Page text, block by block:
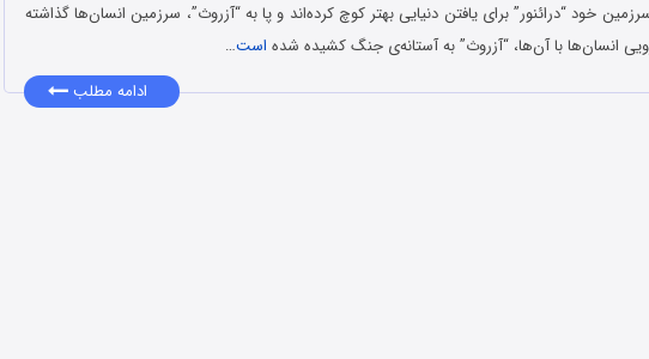
خود “درائنور” برای یافتن دنیایی بهتر کوچ کرده‌اند و پا به “آزروث”، سرزمین انسان‌ها گذاشته
انسان‌ها با آن‌ها، “آزروث” به آستانه‌ی جنگ کشیده شده است…
ادامه مطلب